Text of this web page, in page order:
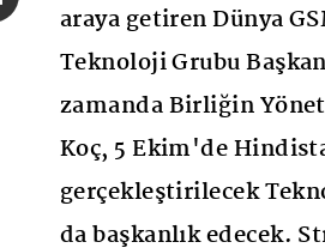
araya getiren Dünya
Teknoloji Grubu
zamanda Birliğin
Koç, 5 Ekim'de
gerçekleştirilecek
da başkanlık edecek.